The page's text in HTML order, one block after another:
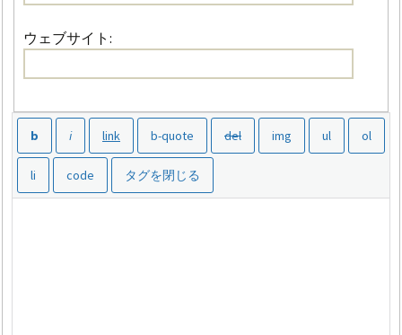
ウェブサイト: